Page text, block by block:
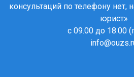
консультаций по телефону нет,
юрист»
с 09.00 до 18.00